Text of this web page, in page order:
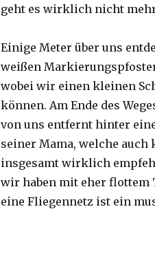
geht es wirklich nicht
Einige Meter über uns
weißen
wobei wir einen kleinen
können. Am Ende des
von uns entfernt hinter
seiner Mama, welche
insgesamt wirklich
wir haben mit eher flottem
eine Fliegennetz ist ein